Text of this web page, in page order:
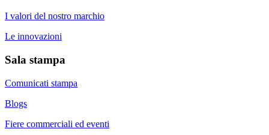
I valori del nostro marchio
Le innovazioni
Sala stampa
Comunicati stampa
Blogs
Fiere commerciali ed eventi